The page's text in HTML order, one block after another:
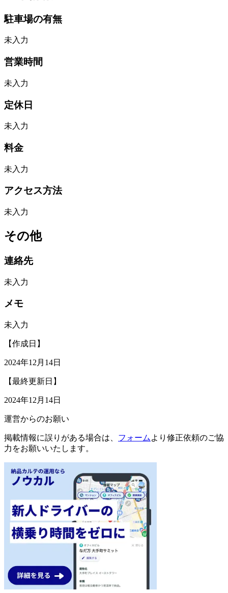
駐車場の有無
未入力
営業時間
未入力
定休日
未入力
料金
未入力
アクセス方法
未入力
その他
連絡先
未入力
メモ
未入力
【作成日】
2024年12月14日
【最終更新日】
2024年12月14日
運営からのお願い
掲載情報に誤りがある場合は、 フォーム より修正依頼のご協
力をお願いいたします。